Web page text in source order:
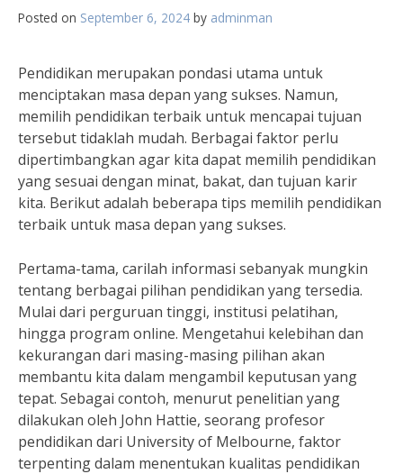
Posted on September 6, 2024 by adminman
Pendidikan merupakan pondasi utama untuk
menciptakan masa depan yang sukses. Namun,
memilih pendidikan terbaik untuk mencapai tujuan
tersebut tidaklah mudah. Berbagai faktor perlu
dipertimbangkan agar kita dapat memilih pendidikan
yang sesuai dengan minat, bakat, dan tujuan karir
kita. Berikut adalah beberapa tips memilih pendidikan
terbaik untuk masa depan yang sukses.
Pertama-tama, carilah informasi sebanyak mungkin
tentang berbagai pilihan pendidikan yang tersedia.
Mulai dari perguruan tinggi, institusi pelatihan,
hingga program online. Mengetahui kelebihan dan
kekurangan dari masing-masing pilihan akan
membantu kita dalam mengambil keputusan yang
tepat. Sebagai contoh, menurut penelitian yang
dilakukan oleh John Hattie, seorang profesor
pendidikan dari University of Melbourne, faktor
terpenting dalam menentukan kualitas pendidikan